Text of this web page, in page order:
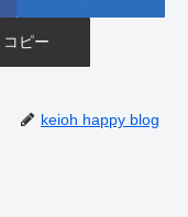
コピー
keioh happy blog